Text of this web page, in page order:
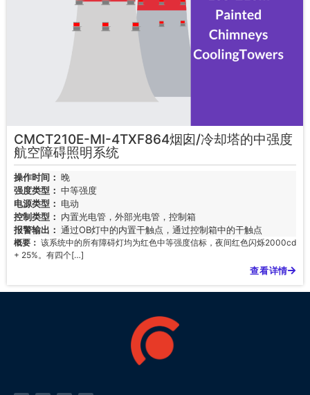
CMCT210E-MI-4TXF864烟囱/冷却塔的中强度
航空障碍照明系统
操作时间： 晚
强度类型： 中等强度
电源类型： 电动
控制类型： 内置光电管，外部光电管，控制箱
报警输出： 通过OB灯中的内置干触点，通过控制箱中的干触点
概要： 该系统中的所有障碍灯均为红色中等强度信标，夜间红色闪烁2000cd
+ 25%。有四个[…]
查看详情